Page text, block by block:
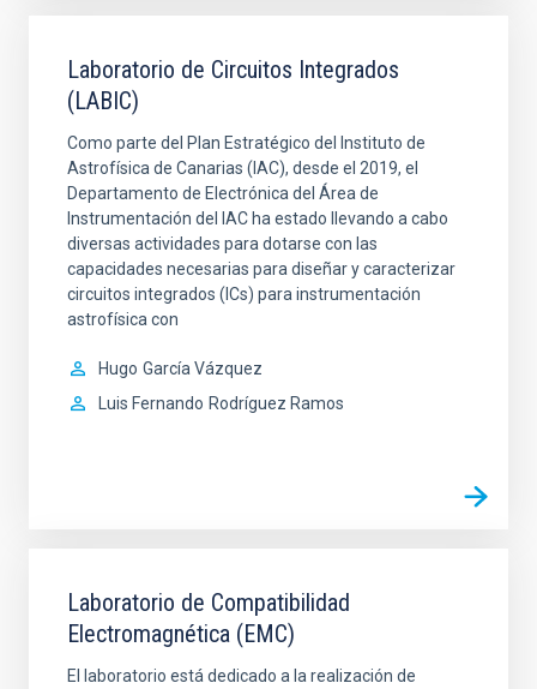
Laboratorio de Circuitos Integrados
(LABIC)
Como parte del Plan Estratégico del Instituto de
Astrofísica de Canarias (IAC), desde el 2019, el
Departamento de Electrónica del Área de
Instrumentación del IAC ha estado llevando a cabo
diversas actividades para dotarse con las
capacidades necesarias para diseñar y caracterizar
circuitos integrados (ICs) para instrumentación
astrofísica con
Hugo García Vázquez
Luis Fernando Rodríguez Ramos
Laboratorio de Compatibilidad
Electromagnética (EMC)
El laboratorio está dedicado a la realización de